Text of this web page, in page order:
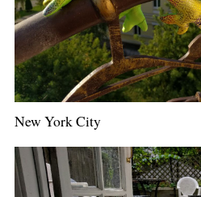
New York City